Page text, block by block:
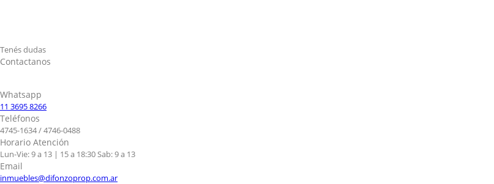
Tenés dudas
Contactanos
Whatsapp
11 3695 8266
Teléfonos
4745-1634 / 4746-0488
Horario Atención
Lun-Vie: 9 a 13 | 15 a 18:30 Sab: 9 a 13
Email
inmuebles@difonzoprop.com.ar